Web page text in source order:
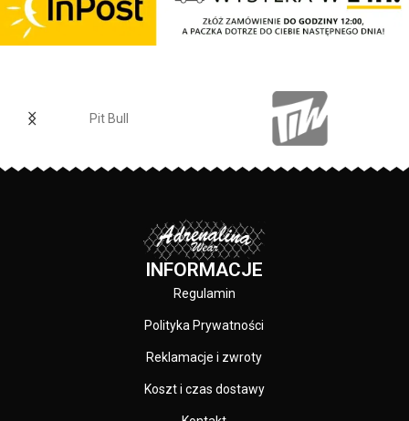
na lewym rękawie z logo marki Pit
Bull - duży nadruk na plecach oraz
sitodruku przez co są bardzo
trwałe - skład materiału: 80%
bawełna / 20% poliester
PRODUCENT: Pit Bull
KOLOR:
Pit Bull
INFORMACJE
Regulamin
Polityka Prywatności
Reklamacje i zwroty
Koszt i czas dostawy